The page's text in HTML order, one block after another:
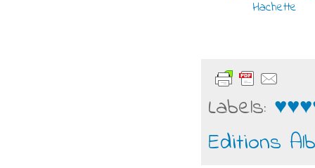
Hachette
Labels:
Editions